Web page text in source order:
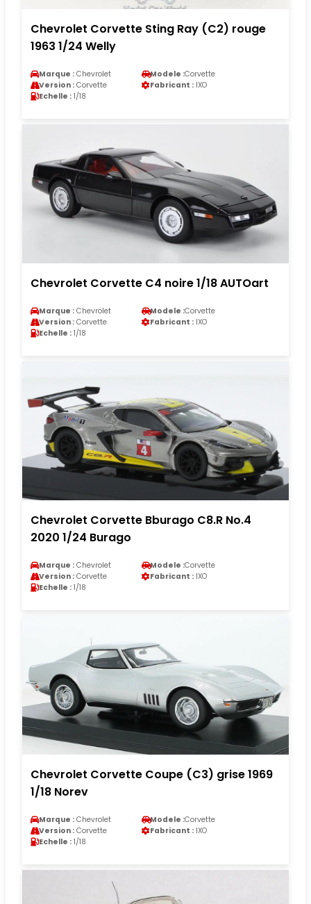
Chevrolet Corvette Sting Ray (C2) rouge
1963 1/24 Welly
Marque : Chevrolet Modele :Corvette
Version : Corvette Fabricant : IXO
Echelle : 1/18
Chevrolet Corvette C4 noire 1/18 AUTOart
Marque : Chevrolet Modele :Corvette
Version : Corvette Fabricant : IXO
Echelle : 1/18
Chevrolet Corvette Bburago C8.R No.4
2020 1/24 Burago
Marque : Chevrolet Modele :Corvette
Version : Corvette Fabricant : IXO
Echelle : 1/18
Chevrolet Corvette Coupe (C3) grise 1969
1/18 Norev
Marque : Chevrolet Modele :Corvette
Version : Corvette Fabricant : IXO
Echelle : 1/18